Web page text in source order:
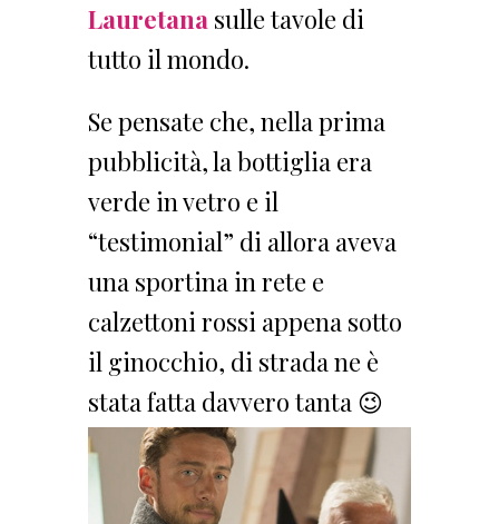
Lauretana sulle tavole di
tutto il mondo.
Se pensate che, nella prima
pubblicità, la bottiglia era
verde in vetro e il
“testimonial” di allora aveva
una sportina in rete e
calzettoni rossi appena sotto
il ginocchio, di strada ne è
stata fatta davvero tanta 😉